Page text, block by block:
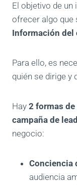
El objetivo de
ofrecer algo que
Información del
Para ello, es
quién se dirige y
Hay 2 formas
campaña de
negocio:
Conciencia
audiencia